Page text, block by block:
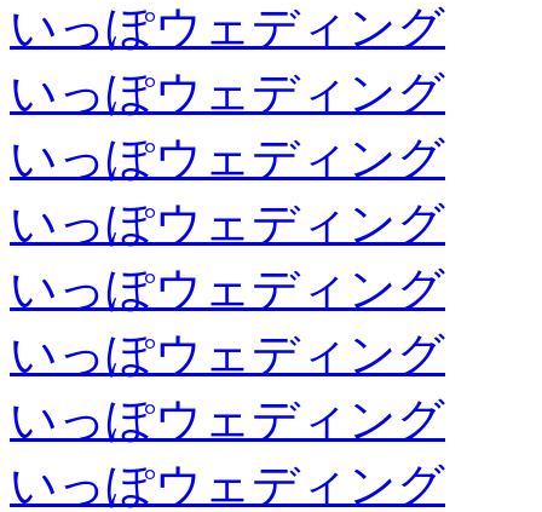
いっぽウェディング
いっぽウェディング
いっぽウェディング
いっぽウェディング
いっぽウェディング
いっぽウェディング
いっぽウェディング
いっぽウェディング